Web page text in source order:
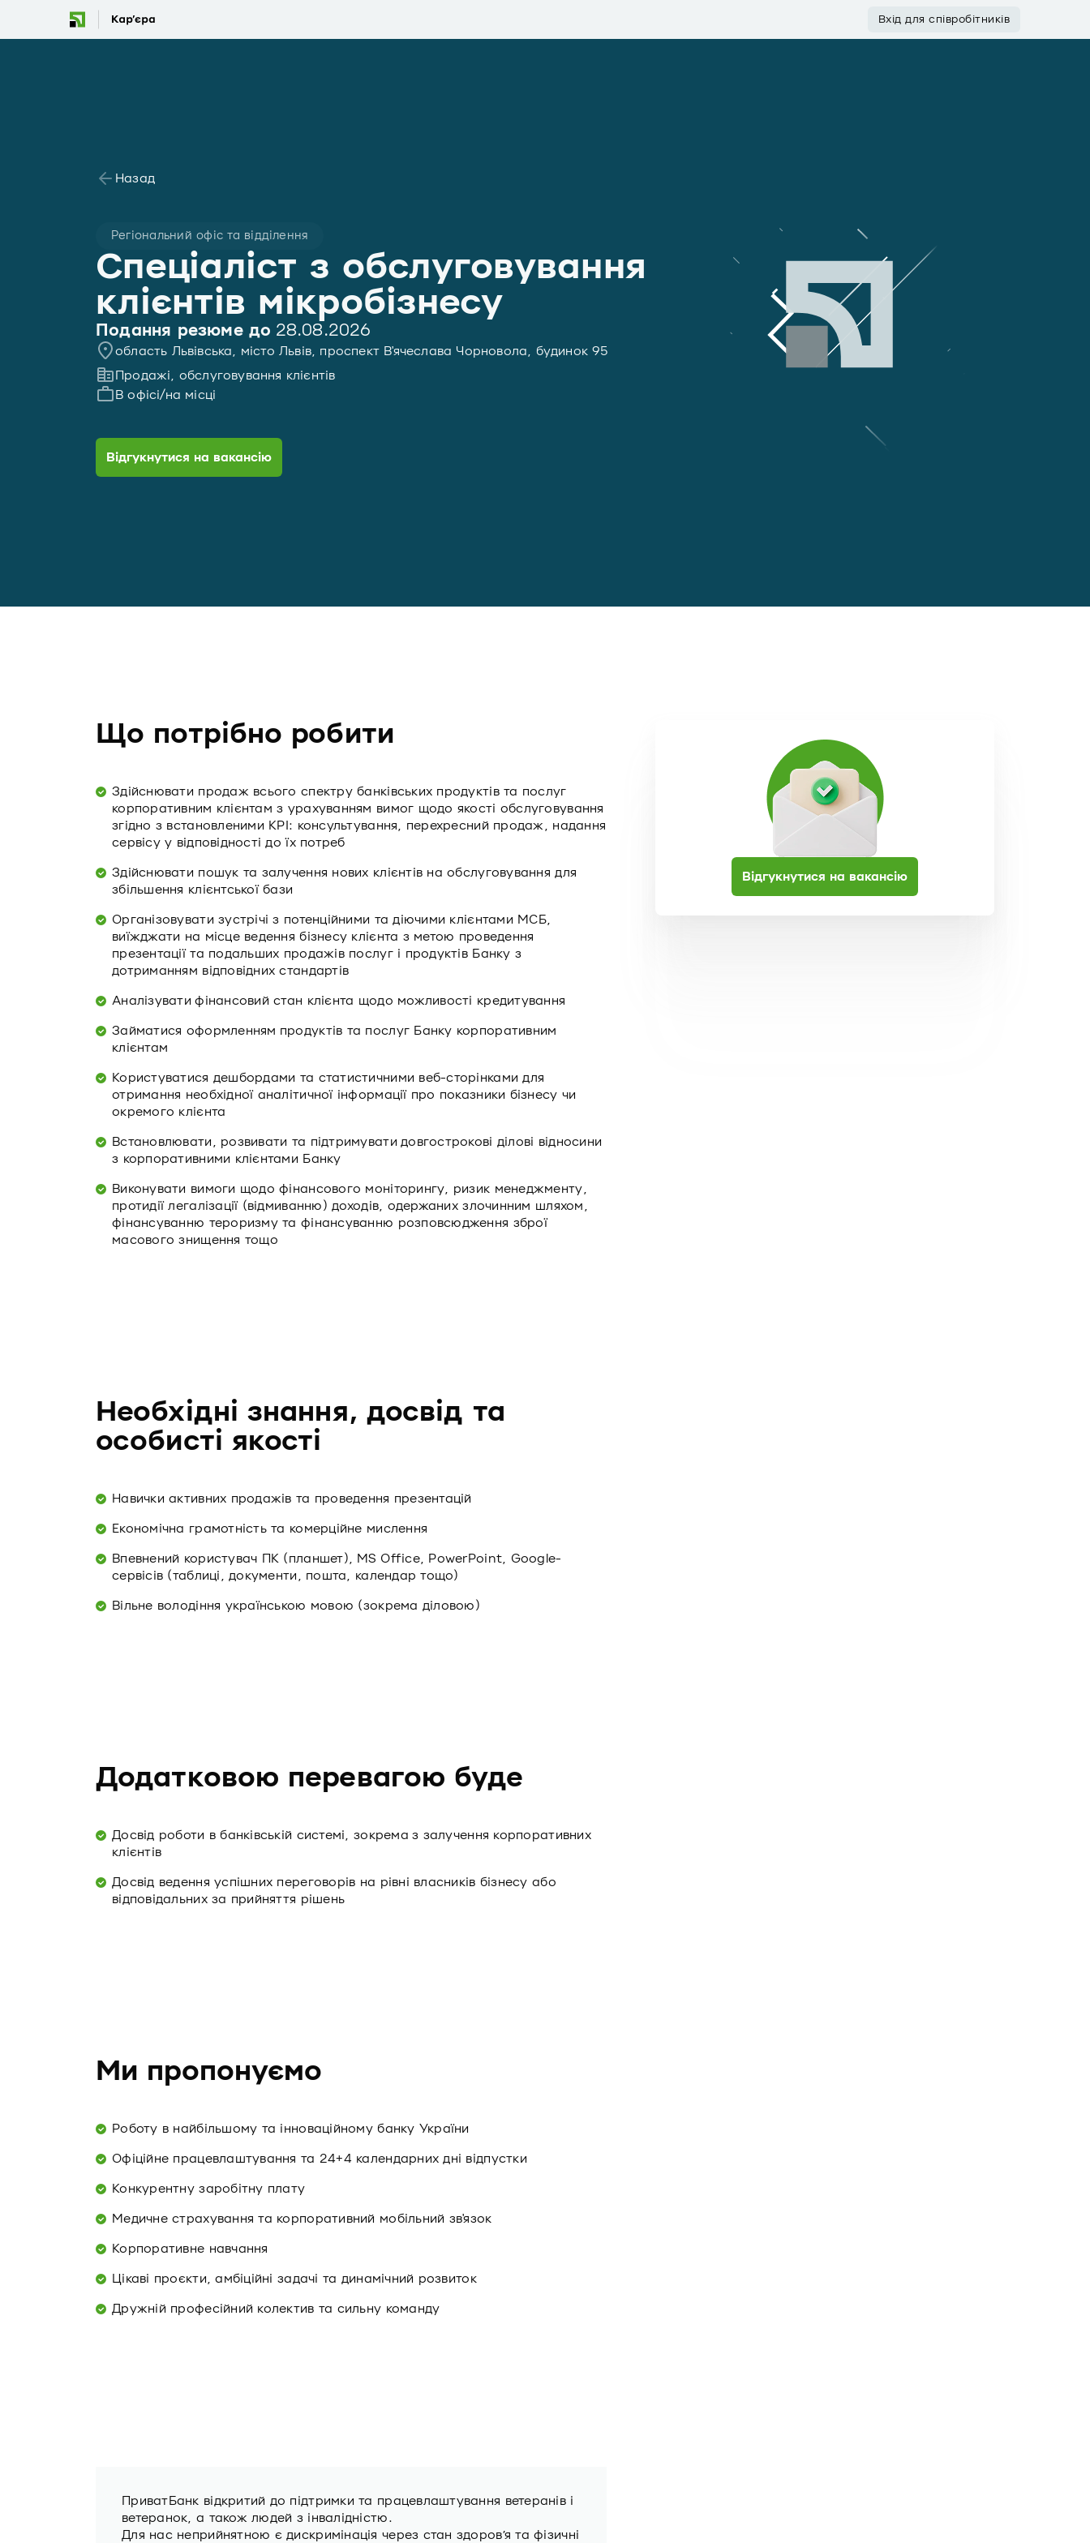
Вхід для співробітників
Назад
Регіональний офіс та відділення
Спеціаліст з обслуговування
клієнтів мікробізнесу
Подання резюме до 28.08.2026
область Львівська, місто Львів, проспект В'ячеслава Чорновола, будинок 95
Продажі, обслуговування клієнтів
В офісі/на місці
Відгукнутися на вакансію
Що потрібно робити
Здійснювати продаж всього спектру банківських продуктів та послуг
корпоративним клієнтам з урахуванням вимог щодо якості обслуговування
згідно з встановленими KPI: консультування, перехресний продаж, надання
сервісу у відповідності до їх потреб
Здійснювати пошук та залучення нових клієнтів на обслуговування для
збільшення клієнтської бази
Організовувати зустрічі з потенційними та діючими клієнтами МСБ,
виїжджати на місце ведення бізнесу клієнта з метою проведення
презентації та подальших продажів послуг і продуктів Банку з
дотриманням відповідних стандартів
Аналізувати фінансовий стан клієнта щодо можливості кредитування
Займатися оформленням продуктів та послуг Банку корпоративним
клієнтам
Користуватися дешбордами та статистичними веб-сторінками для
отримання необхідної аналітичної інформації про показники бізнесу чи
окремого клієнта
Встановлювати, розвивати та підтримувати довгострокові ділові відносини
з корпоративними клієнтами Банку
Виконувати вимоги щодо фінансового моніторингу, ризик менеджменту,
протидії легалізації (відмиванню) доходів, одержаних злочинним шляхом,
фінансуванню тероризму та фінансуванню розповсюдження зброї
масового знищення тощо
Необхідні знання, досвід та
особисті якості
Навички активних продажів та проведення презентацій
Економічна грамотність та комерційне мислення
Впевнений користувач ПК (планшет), MS Office, PowerPoint, Google-
сервісів (таблиці, документи, пошта, календар тощо)
Вільне володіння українською мовою (зокрема діловою)
Додатковою перевагою буде
Досвід роботи в банківській системі, зокрема з залучення корпоративних
клієнтів
Досвід ведення успішних переговорів на рівні власників бізнесу або
відповідальних за прийняття рішень
Ми пропонуємо
Роботу в найбільшому та інноваційному банку України
Офіційне працевлаштування та 24+4 календарних дні відпустки
Конкурентну заробітну плату
Медичне страхування та корпоративний мобільний зв'язок
Корпоративне навчання
Цікаві проєкти, амбіційні задачі та динамічний розвиток
Дружній професійний колектив та сильну команду
ПриватБанк відкритий до підтримки та працевлаштування ветеранів i
ветеранок, а також людей з інвалідністю.
Для нас неприйнятною є дискримінація через стан здоров’я та фізичні
Відгукнутися на вакансію